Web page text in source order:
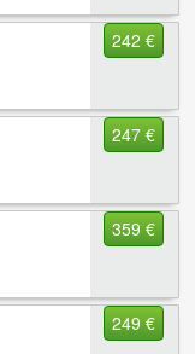
242 €
247 €
359 €
249 €